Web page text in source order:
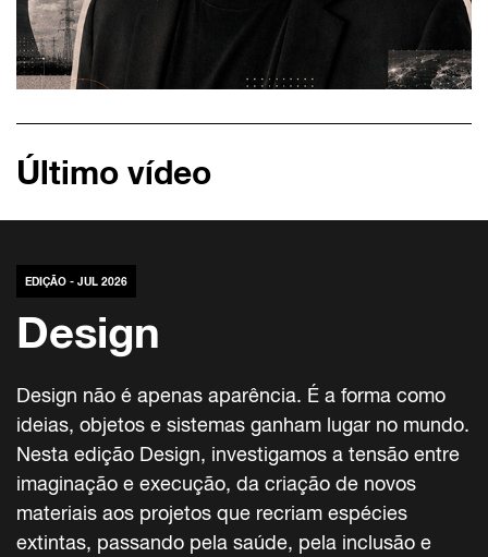
Último vídeo
EDIÇÃO - JUL 2026
Design
Design não é apenas aparência. É a forma como
ideias, objetos e sistemas ganham lugar no mundo.
Nesta edição Design, investigamos a tensão entre
imaginação e execução, da criação de novos
materiais aos projetos que recriam espécies
extintas, passando pela saúde, pela inclusão e